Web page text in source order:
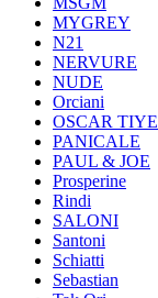
MYGREY
N21
NERVURE
NUDE
Orciani
OSCAR TIYE
PANICALE
PAUL & JOE
Prosperine
Rindi
SALONI
Santoni
Schiatti
Sebastian